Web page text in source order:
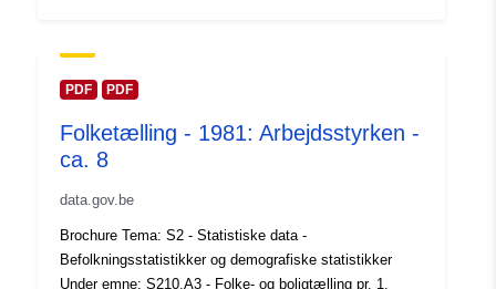
Tidsmæssig
dækning:
01 January 1981
PDF PDF
Folketælling - 1981: Arbejdsstyrken -
ca. 8
data.gov.be
Brochure Tema: S2 - Statistiske data -
Befolkningsstatistikker og demografiske statistikker
Under emne: S210.A3 - Folke- og boligtælling pr. 1.